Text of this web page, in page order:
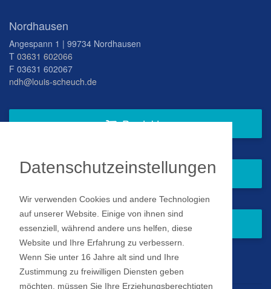
Nordhausen
Angespann 1 | 99734 Nordhausen
T 03631 602066
F 03631 602067
ndh@louis-scheuch.de
Produkte
Fragen Sie gern bei uns an
Zum Newsletter anmelden
Impressum
Datenschutzeinstellungen
Wir verwenden Cookies und andere Technologien
auf unserer Website. Einige von ihnen sind
essenziell, während andere uns helfen, diese
Website und Ihre Erfahrung zu verbessern.
Wenn Sie unter 16 Jahre alt sind und Ihre
Zustimmung zu freiwilligen Diensten geben
möchten, müssen Sie Ihre Erziehungsberechtigten